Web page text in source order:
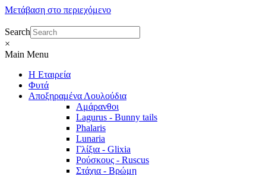
Μετάβαση στο περιεχόμενο
Search
×
Main Menu
Η Εταιρεία
Φυτά
Αποξηραμένα Λουλούδια
Αμάρανθοι
Lagurus - Bunny tails
Phalaris
Lunaria
Γλίξια - Glixia
Ρούσκους - Ruscus
Στάχια - Βρώμη